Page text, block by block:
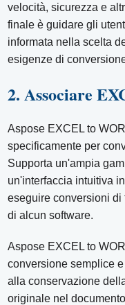
velocità, sicurezza e
finale è guidare gli
informata nella scelta
esigenze di
2. Associare
Aspose EXCEL to
specificamente per
Supporta un'ampia
un'interfaccia intuitiva
eseguire conversioni
di alcun software.
Aspose EXCEL to
conversione semplice
alla conservazione
originale nel